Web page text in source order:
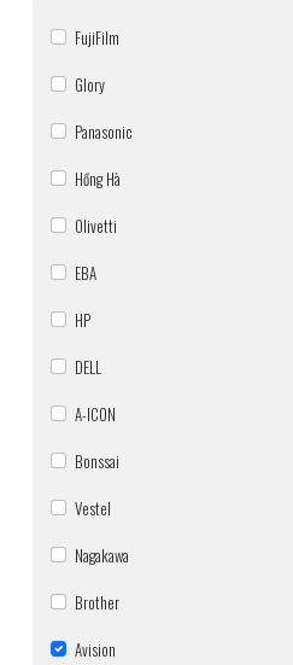
FujiFilm
Glory
Panasonic
Hồng Hà
Olivetti
EBA
HP
DELL
A-ICON
Bonssai
Vestel
Nagakawa
Brother
Avision